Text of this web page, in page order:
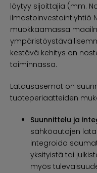
löytyy sijoittajia (mm.
ilmastoinvestointiyhtiö
muokkaamassa
kestävä kehitys on
toiminnassa.
Latausasemat on
tuoteperiaatteiden
Suunnittelu ja
sähköautojen
integroida
yksityistä tai
myös